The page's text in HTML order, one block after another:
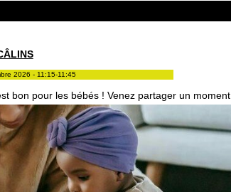
2026 - 11:15-11:45
bon pour les bébés ! Venez partager un moment